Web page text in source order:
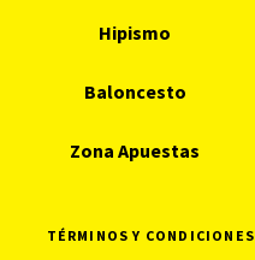
Hipismo
Baloncesto
Zona Apuestas
TÉRMINOS Y CONDICIONES